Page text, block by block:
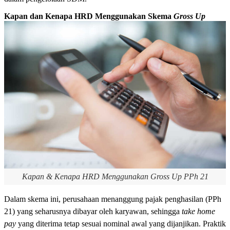
Kapan dan Kenapa HRD Menggunakan Skema Gross Up
Kapan & Kenapa HRD Menggunakan Gross Up PPh 21
Dalam skema ini, perusahaan menanggung pajak penghasilan (PPh
21) yang seharusnya dibayar oleh karyawan, sehingga take home
pay yang diterima tetap sesuai nominal awal yang dijanjikan. Praktik